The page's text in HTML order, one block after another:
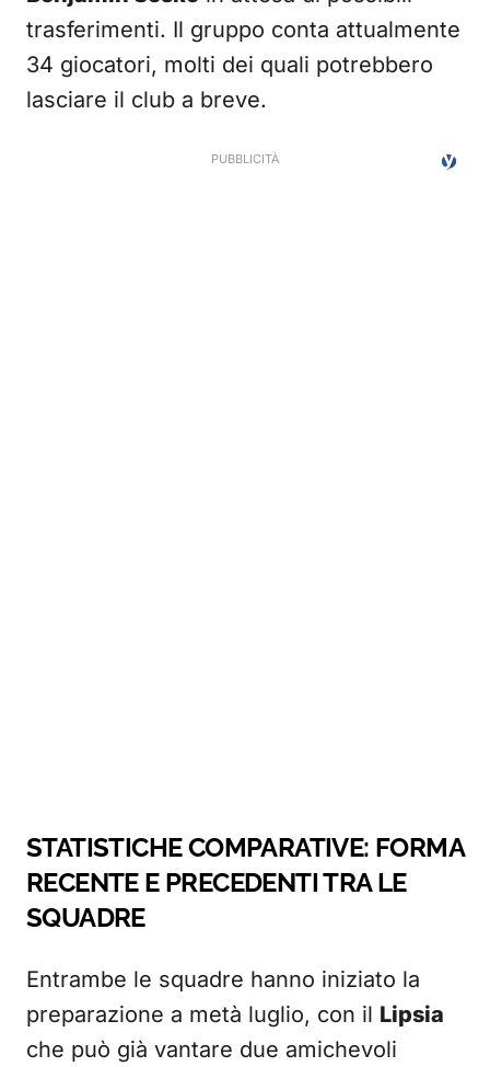
trasferimenti. Il gruppo conta attualmente
34 giocatori, molti dei quali potrebbero
lasciare il club a breve.
STATISTICHE COMPARATIVE: FORMA
RECENTE E PRECEDENTI TRA LE
SQUADRE
Entrambe le squadre hanno iniziato la
preparazione a metà luglio, con il Lipsia
che può già vantare due amichevoli